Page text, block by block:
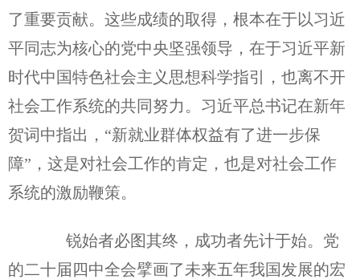
了重要贡献。这些成绩的取得，根本在于以习近
平同志为核心的党中央坚强领导，在于习近平新
时代中国特色社会主义思想科学指引，也离不开
社会工作系统的共同努力。习近平总书记在新年
贺词中指出，“新就业群体权益有了进一步保
障”，这是对社会工作的肯定，也是对社会工作
系统的激励鞭策。
锐始者必图其终，成功者先计于始。党
的二十届四中全会擘画了未来五年我国发展的宏